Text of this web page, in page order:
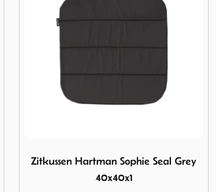
Zitkussen Hartman Sophie Seal Grey
40x40x1